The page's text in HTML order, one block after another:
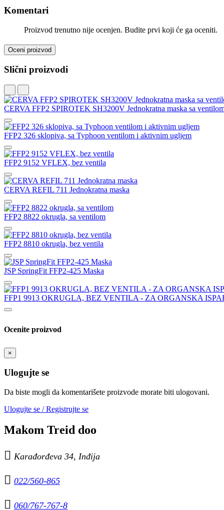
Komentari
Proizvod trenutno nije ocenjen. Budite prvi koji će ga oceniti.
Oceni proizvod
Slični proizvodi
CERVA FFP2 SPIROTEK SH3200V Jednokratna maska sa
FFP2 326 sklopiva, sa Typhoon ventilom i aktivnim ugljem
FFP2 9152 VFLEX, bez ventila
CERVA REFIL 711 Jednokratna maska
FFP2 8822 okrugla, sa ventilom
FFP2 8810 okrugla, bez ventila
JSP SpringFit FFP2-425 Maska
FFP1 9913 OKRUGLA, BEZ VENTILA - ZA ORGANSKA
Ocenite proizvod
×
Ulogujte se
Da biste mogli da komentarišete proizvode morate biti ulogovani.
Ulogujte se / Registrujte se
Makom Treid doo
 Karađorđeva 34, Inđija
 022/560-865
 060/767-767-8